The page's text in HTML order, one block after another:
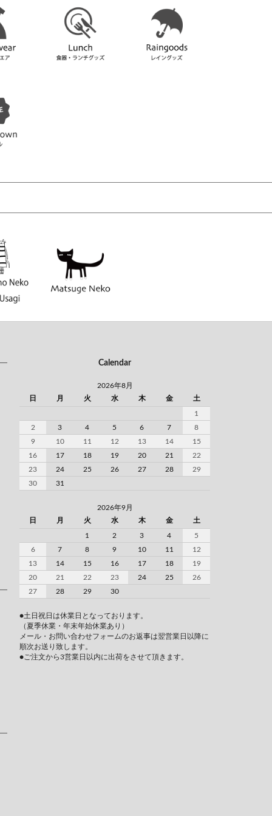
Calendar
2026年8月
日
月 火 水 木 金 土
1
2
3 4 5 6 7
8
9
10 11 12 13 14
15
16
17 18 19 20 21
22
23
24 25 26 27 28
29
30
31
2026年9月
日
月 火 水 木 金 土
1 2 3 4
5
6
7 8 9 10 11
12
13
14 15 16 17 18
19
20
21 22 23 24 25
26
27
28 29 30
●土日祝日は休業日となっております。
（夏季休業・年末年始休業あり）
メール・お問い合わせフォームのお返事は翌営業日以降に
順次お送り致します。
●ご注文から3営業日以内に出荷をさせて頂きます。